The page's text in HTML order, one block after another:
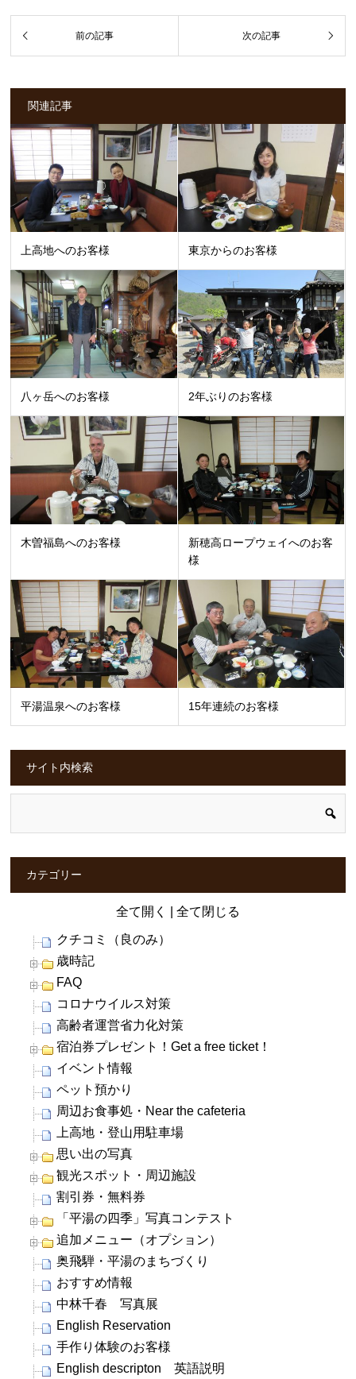
関連記事
上高地へのお客様 東京からのお客様
八ヶ岳へのお客様 2年ぶりのお客様
木曽福島へのお客様
新穂高ロープウェイへのお客
様
平湯温泉へのお客様 15年連続のお客様
サイト内検索
カテゴリー
全て開く 全て閉じる
クチコミ（良のみ）
歳時記
FAQ
コロナウイルス対策
高齢者運営省力化対策
宿泊券プレゼント！Get a free ticket！
イベント情報
ペット預かり
周辺お食事処・Near the cafeteria
上高地・登山用駐車場
思い出の写真
観光スポット・周辺施設
割引券・無料券
「平湯の四季」写真コンテスト
追加メニュー（オプション）
奥飛騨・平湯のまちづくり
おすすめ情報
中林千春 写真展
English Reservation
手作り体験のお客様
English descripton 英語説明